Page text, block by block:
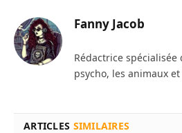
Fanny Jacob
Rédactrice
psycho, les animaux
ARTICLES SIMILAIRES